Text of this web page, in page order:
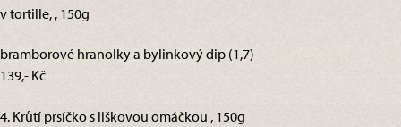
v tortille, , 150g
bramborové hranolky a bylinkový dip (1,7)
139,- Kč
4. Krůtí prsíčko s liškovou omáčkou , 150g